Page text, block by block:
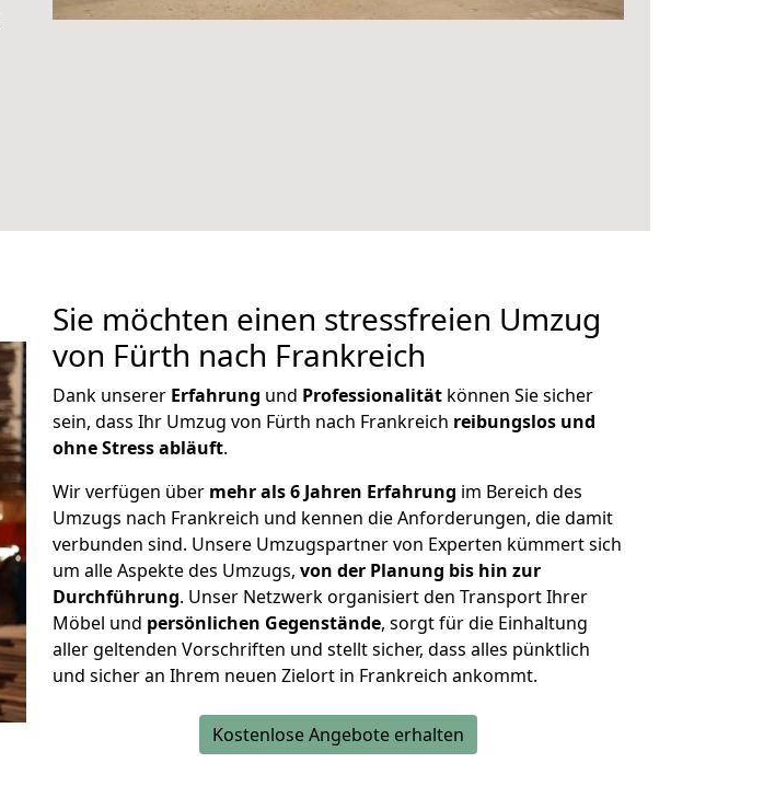
Sie möchten einen stressfreien Umzug
von Fürth nach Frankreich
Dank unserer Erfahrung und Professionalität können Sie sicher
sein, dass Ihr Umzug von Fürth nach Frankreich reibungslos und
ohne Stress abläuft.
Wir verfügen über mehr als 6 Jahren Erfahrung im Bereich des
Umzugs nach Frankreich und kennen die Anforderungen, die damit
verbunden sind. Unsere Umzugspartner von Experten kümmert sich
um alle Aspekte des Umzugs, von der Planung bis hin zur
Durchführung. Unser Netzwerk organisiert den Transport Ihrer
Möbel und persönlichen Gegenstände, sorgt für die Einhaltung
aller geltenden Vorschriften und stellt sicher, dass alles pünktlich
und sicher an Ihrem neuen Zielort in Frankreich ankommt.
Kostenlose Angebote erhalten